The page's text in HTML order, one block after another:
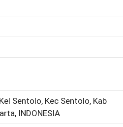
Sentolo, Kec Sentolo, Kab
INDONESIA